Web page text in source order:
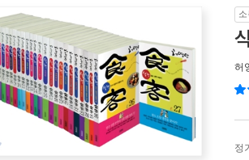
허
정